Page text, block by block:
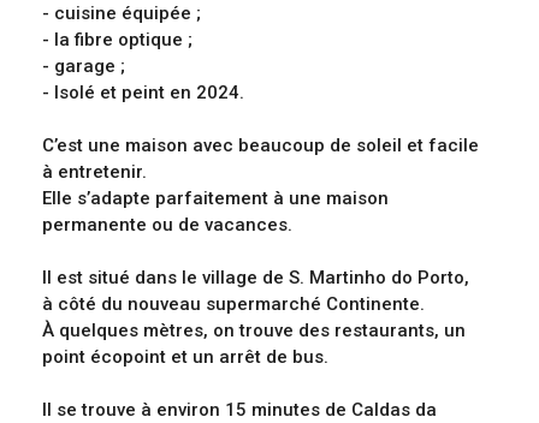
- cuisine équipée ;
- la fibre optique ;
- garage ;
- Isolé et peint en 2024.
C’est une maison avec beaucoup de soleil et facile
à entretenir.
Elle s’adapte parfaitement à une maison
permanente ou de vacances.
Il est situé dans le village de S. Martinho do Porto,
à côté du nouveau supermarché Continente.
À quelques mètres, on trouve des restaurants, un
point écopoint et un arrêt de bus.
Il se trouve à environ 15 minutes de Caldas da